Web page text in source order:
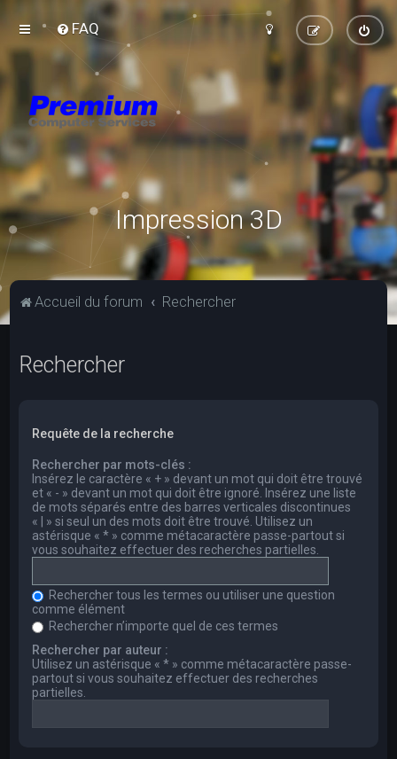
FAQ
Impression 3D
Accueil du forum Rechercher
Rechercher
Requête de la recherche
Rechercher par mots-clés :
Insérez le caractère « + » devant un mot qui doit être trouvé
et « - » devant un mot qui doit être ignoré. Insérez une liste
de mots séparés entre des barres verticales discontinues
« | » si seul un des mots doit être trouvé. Utilisez un
astérisque « * » comme métacaractère passe-partout si
vous souhaitez effectuer des recherches partielles.
Rechercher tous les termes ou utiliser une question
comme élément
Rechercher n’importe quel de ces termes
Rechercher par auteur :
Utilisez un astérisque « * » comme métacaractère passe-
partout si vous souhaitez effectuer des recherches
partielles.